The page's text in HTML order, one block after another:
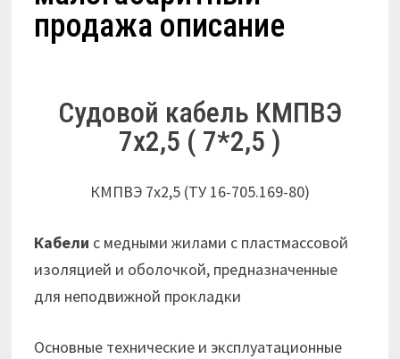
продажа описание
Судовой кабель КМПВЭ
7х2,5 ( 7*2,5 )
КМПВЭ 7х2,5 (ТУ 16-705.169-80)
Кабели с медными жилами с пластмассовой
изоляцией и оболочкой, предназначенные
для неподвижной прокладки
Основные технические и эксплуатационные